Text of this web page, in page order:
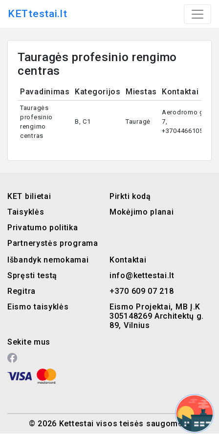
KETtestai.lt
Tauragės profesinio rengimo
centras
Pavadinimas Kategorijos Miestas Kontaktai
Tauragės
profesinio
rengimo
centras
B, C1 Tauragė
Aerodromo g.
7,
+37044661055
KET bilietai
Taisyklės
Privatumo politika
Partnerystės programa
Pirkti kodą
Mokėjimo planai
Išbandyk nemokamai
Spręsti testą
Regitra
Eismo taisyklės
Sekite mus
Kontaktai
info@kettestai.lt
+370 609 07 218
Eismo Projektai, MB Į.K
305148269 Architektų g.
89, Vilnius
© 2026 Kettestai visos teisės saugomos.